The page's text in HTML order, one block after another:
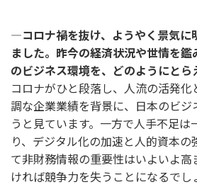
―コロナ禍を抜け、ようやく景気に
ました。昨今の経済状況や世情を
のビジネス環境を、どのようにとら
コロナがひと段落し、人流の活発
調な企業業績を背景に、日本のビ
うと見ています。一方で人手不足は
り、デジタル化の加速と人的資本の
て非財務情報の重要性はいよいよ高
ければ競争力を失うことになるでし